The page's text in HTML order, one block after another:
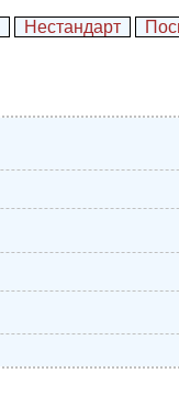
Нестандарт